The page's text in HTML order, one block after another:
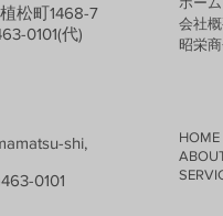
松町1468-7
0101(代)
会社
昭栄
shi,
0101
HOME